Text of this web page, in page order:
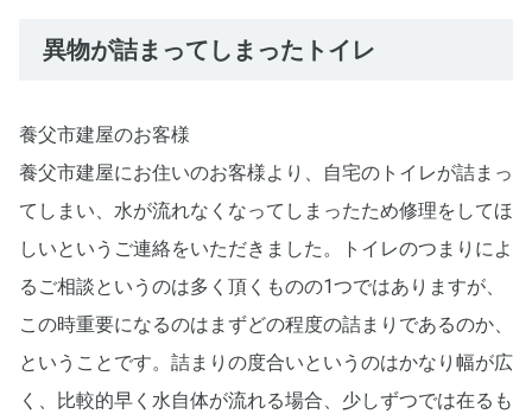
異物が詰まってしまったトイレ
養父市建屋のお客様
養父市建屋にお住いのお客様より、自宅のトイレが詰まっ
てしまい、水が流れなくなってしまったため修理をしてほ
しいというご連絡をいただきました。トイレのつまりによ
るご相談というのは多く頂くものの1つではありますが、
この時重要になるのはまずどの程度の詰まりであるのか、
ということです。詰まりの度合いというのはかなり幅が広
く、比較的早く水自体が流れる場合、少しずつでは在るも